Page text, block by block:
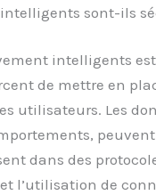
sont-ils
intelligents
de mettre en
utilisateurs. Les
peuvent
dans des
l’utilisation de